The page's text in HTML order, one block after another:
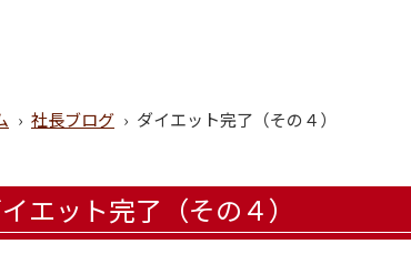
› 社長ブログ › ダイエット完了（その４）
エット完了（その４）